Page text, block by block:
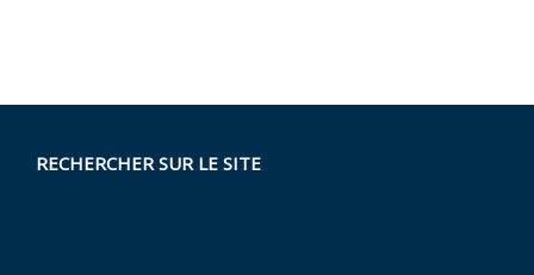
RECHERCHER SUR LE SITE